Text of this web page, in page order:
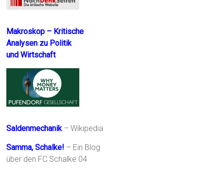
Makroskop – Kritische
Analysen zu Politik
und Wirtschaft
Saldenmechanik – Wikipedia
Samma, Schalke! – Ein Blog
über den FC Schalke 04